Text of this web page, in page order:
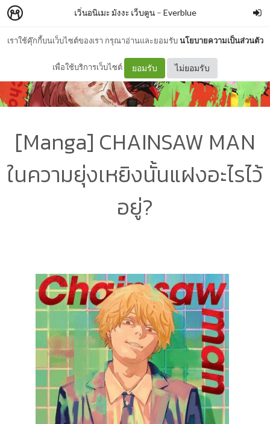
เราใช้คุ๊กกี้บนเว็บไซต์ของเรา กรุณาอ่านและยอมรับนโยบายความเป็นส่วนตัว
เพื่อใช้บริการเว็บไซต์ ยอมรับ ไม่ยอมรับ
เวิ่นอนิเมะ มังงะ เว็บตูน– Everblue
[Manga] CHAINSAW MAN
ในความยุ่งเหยิงนั้นแฝงอะไรไว้
อยู่?